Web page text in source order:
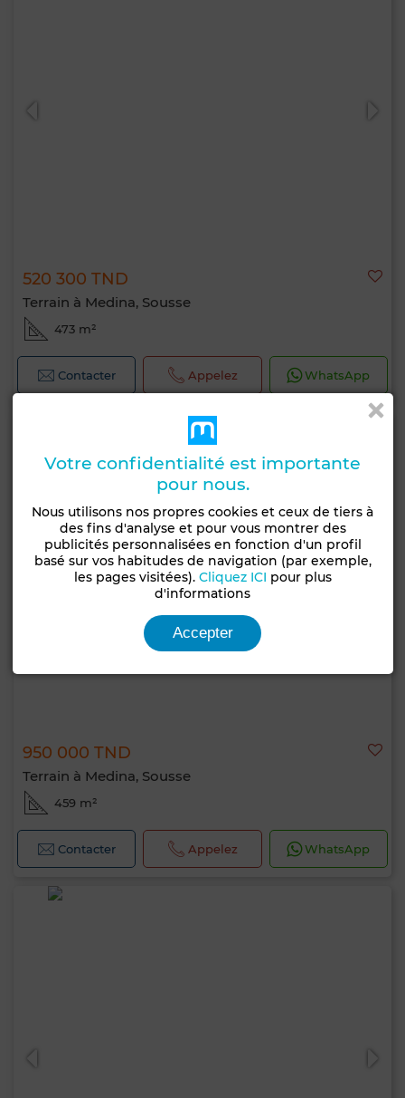
520 300 TND
Terrain à Medina, Sousse
473 m²
Contacter Appelez WhatsApp
950 000 TND
Terrain à Medina, Sousse
459 m²
Contacter Appelez WhatsApp
Votre confidentialité est importante
pour nous.
Nous utilisons nos propres cookies et ceux de tiers à
des fins d'analyse et pour vous montrer des
publicités personnalisées en fonction d'un profil
basé sur vos habitudes de navigation (par exemple,
les pages visitées). Cliquez ICI pour plus
d'informations
Accepter